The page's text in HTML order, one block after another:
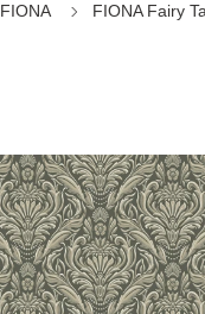
FIONA FIONA Fairy